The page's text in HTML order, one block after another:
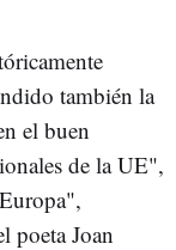
también la
el buen
de la UE",
poeta Joan